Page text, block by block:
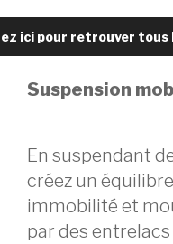
ici pour retrouver tous
Suspension
En suspendant
créez un
immobilité et
par des